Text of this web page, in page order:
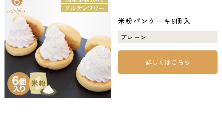
米粉パンケーキ6個入
プレーン
詳しくはこちら